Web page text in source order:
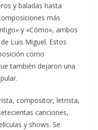
y baladas hasta
más
y «Cómo», ambos
Luis Miguel. Estos
como
también dejaron una
compositor, letrista,
canciones,
y shows. Se